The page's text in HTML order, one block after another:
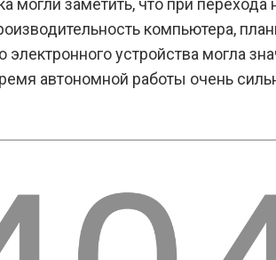
могли заметить, что при перехода
компьютера,
электронного устройства могла
автономной работы очень